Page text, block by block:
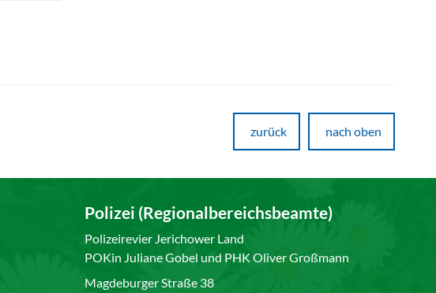
zurück nach oben
Polizei (Regionalbereichsbeamte)
Polizeirevier Jerichower Land
POKin Juliane Gobel und PHK Oliver Großmann
Magdeburger Straße 38